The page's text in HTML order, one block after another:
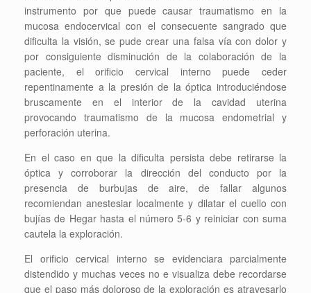
instrumento por que puede causar traumatismo en la
mucosa endocervical con el consecuente sangrado que
dificulta la visión, se pude crear una falsa vía con dolor y
por consiguiente disminución de la colaboración de la
paciente, el orificio cervical interno puede ceder
repentinamente a la presión de la óptica introduciéndose
bruscamente en el interior de la cavidad uterina
provocando traumatismo de la mucosa endometrial y
perforación uterina.
En el caso en que la dificulta persista debe retirarse la
óptica y corroborar la dirección del conducto por la
presencia de burbujas de aire, de fallar algunos
recomiendan anestesiar localmente y dilatar el cuello con
bujías de Hegar hasta el número 5-6 y reiniciar con suma
cautela la exploración.
El orificio cervical interno se evidenciara parcialmente
distendido y muchas veces no e visualiza debe recordarse
que el paso más doloroso de la exploración es atravesarlo